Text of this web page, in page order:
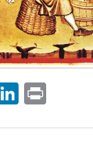
Facebook
LinkedIn